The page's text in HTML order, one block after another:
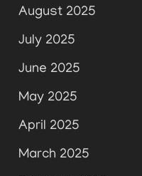
August 2025
July 2025
June 2025
May 2025
April 2025
March 2025